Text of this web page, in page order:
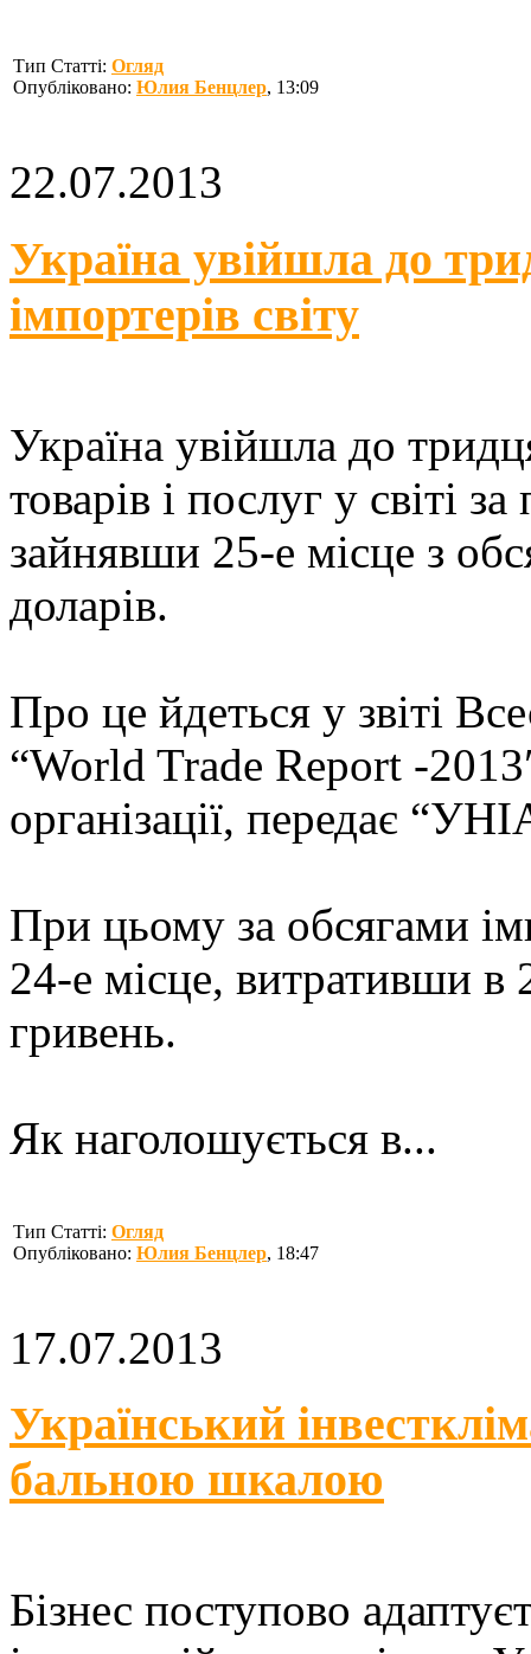
Тип Статті: Огляд
Опубліковано: Юлия Бенцлер, 13:09
22.07.2013
Україна увійшла до
імпортерів світу
Україна увійшла до
товарів і послуг у світі
зайнявши 25-е місце з
доларів.
Про це йдеться у звіті
“World Trade Report -
організації, передає
При цьому за обсягами
24-е місце, витративши в
гривень.
Як наголошується в...
Тип Статті: Огляд
Опубліковано: Юлия Бенцлер, 18:47
17.07.2013
Український
бальною шкалою
Бізнес поступово